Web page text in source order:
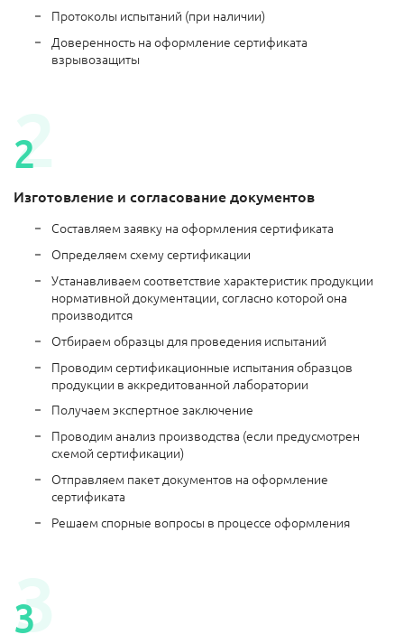
Протоколы испытаний (при наличии)
Доверенность на оформление сертификата
взрывозащиты
Изготовление и согласование документов
Составляем заявку на оформления сертификата
Определяем схему сертификации
Устанавливаем соответствие характеристик продукции
нормативной документации, согласно которой она
производится
Отбираем образцы для проведения испытаний
Проводим сертификационные испытания образцов
продукции в аккредитованной лаборатории
Получаем экспертное заключение
Проводим анализ производства (если предусмотрен
схемой сертификации)
Отправляем пакет документов на оформление
сертификата
Решаем спорные вопросы в процессе оформления